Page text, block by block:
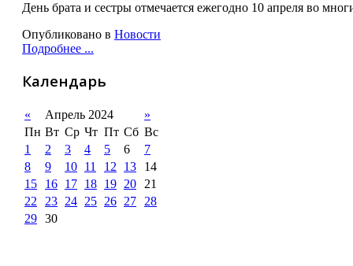
День брата и сестры отмечается ежегодно 10 апреля во
Опубликовано в Новости
Подробнее ...
Календарь
« Апрель 2024
»
Пн Вт Ср Чт Пт Сб Вс
1
2 3 4 5 6
7
8
9 10 11 12 13
14
15
16 17 18 19 20
21
22
23 24 25 26 27
28
29 30